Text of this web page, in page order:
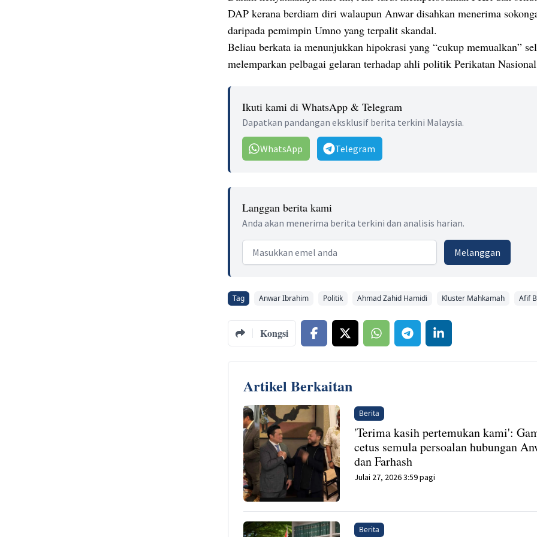
DAP kerana berdiam diri walaupun Anwar disahkan menerima
daripada pemimpin Umno yang terpalit skandal.
Beliau berkata ia menunjukkan hipokrasi yang “cukup memualkan”
melemparkan pelbagai gelaran terhadap ahli politik Perikatan
Ikuti kami di WhatsApp & Telegram
Dapatkan pandangan eksklusif berita terkini Malaysia.
WhatsApp Telegram
Langgan berita kami
Anda akan menerima berita terkini dan analisis harian.
Email address Melanggan
Tag Anwar Ibrahim Politik Ahmad Zahid Hamidi Kluster Mahkamah Afif
Kongsi
Artikel Berkaitan
Berita
'Terima kasih pertemukan kami':
cetus semula persoalan hubungan
dan Farhash
Julai 27, 2026 3:59 pagi
Berita